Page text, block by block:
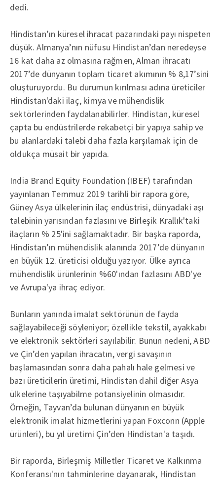
dedi.
Hindistan’ın küresel ihracat pazarındaki payı nispeten
düşük. Almanya’nın nüfusu Hindistan’dan neredeyse
16 kat daha az olmasına rağmen, Alman ihracatı
2017’de dünyanın toplam ticaret akımının % 8,17’sini
oluşturuyordu. Bu durumun kırılması adına üreticiler
Hindistan'daki ilaç, kimya ve mühendislik
sektörlerinden faydalanabilirler. Hindistan, küresel
çapta bu endüstrilerde rekabetçi bir yapıya sahip ve
bu alanlardaki talebi daha fazla karşılamak için de
oldukça müsait bir yapıda.
India Brand Equity Foundation (IBEF) tarafından
yayınlanan Temmuz 2019 tarihli bir rapora göre,
Güney Asya ülkelerinin ilaç endüstrisi, dünyadaki aşı
talebinin yarısından fazlasını ve Birleşik Krallık'taki
ilaçların % 25'ini sağlamaktadır. Bir başka raporda,
Hindistan’ın mühendislik alanında 2017’de dünyanın
en büyük 12. üreticisi olduğu yazıyor. Ülke ayrıca
mühendislik ürünlerinin %60'ından fazlasını ABD'ye
ve Avrupa'ya ihraç ediyor.
Bunların yanında imalat sektörünün de fayda
sağlayabileceği söyleniyor; özellikle tekstil, ayakkabı
ve elektronik sektörleri sayılabilir. Bunun nedeni, ABD
ve Çin’den yapılan ihracatın, vergi savaşının
başlamasından sonra daha pahalı hale gelmesi ve
bazı üreticilerin üretimi, Hindistan dahil diğer Asya
ülkelerine taşıyabilme potansiyelinin olmasıdır.
Örneğin, Tayvan’da bulunan dünyanın en büyük
elektronik imalat hizmetlerini yapan Foxconn (Apple
ürünleri), bu yıl üretimi Çin’den Hindistan'a taşıdı.
Bir raporda, Birleşmiş Milletler Ticaret ve Kalkınma
Konferansı'nın tahminlerine dayanarak, Hindistan